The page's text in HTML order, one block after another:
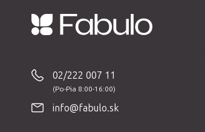
02/222 007 11
info@fabulo.sk